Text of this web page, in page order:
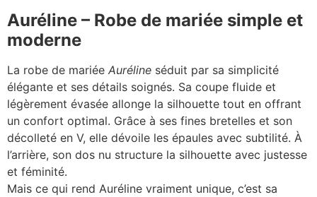
Auréline – Robe de mariée simple et
moderne
La robe de mariée Auréline séduit par sa simplicité
élégante et ses détails soignés. Sa coupe fluide et
légèrement évasée allonge la silhouette tout en offrant
un confort optimal. Grâce à ses fines bretelles et son
décolleté en V, elle dévoile les épaules avec subtilité. À
l’arrière, son dos nu structure la silhouette avec justesse
et féminité.
Mais ce qui rend Auréline vraiment unique, c’est sa